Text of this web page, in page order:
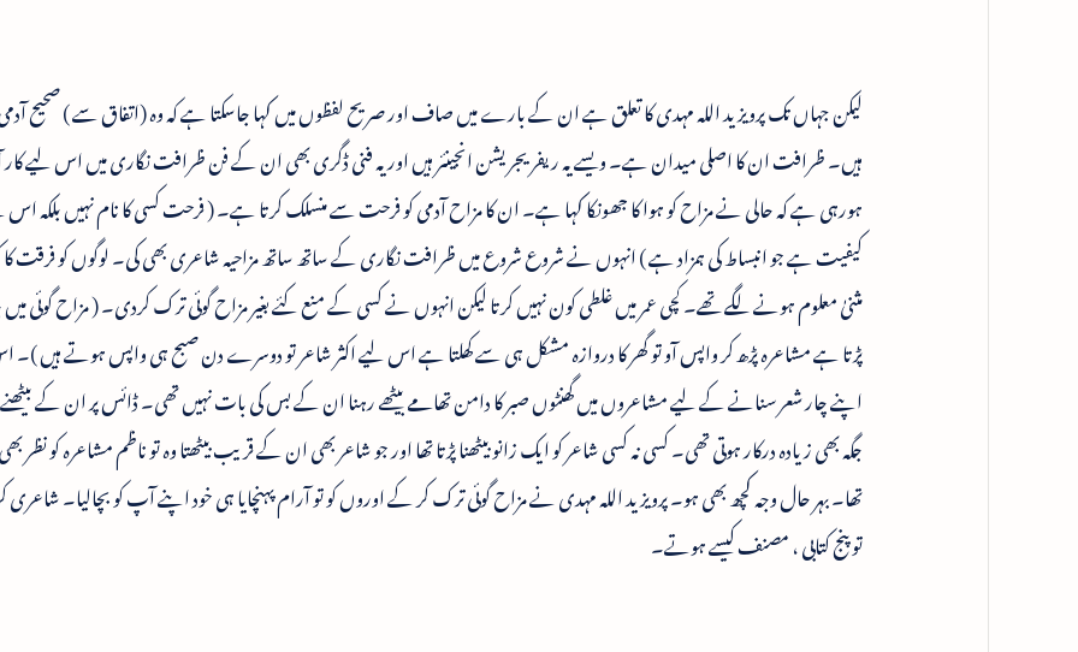
لیکن جہاں تک پرویز ید اللہ مہدی کا تعلق ہے ان کے بارے میں صاف اور صریح لفظوں میں کہا جاسکتا ہے کہ وہ (اتفاق سے ) صحیح
ہیں۔ ظرافت ان کا اصلی میدان ہے۔ ویسے یہ ریفریجریشن انجینئر ہیں اور یہ فنی ڈگری بھی ان کے فن ظرافت نگاری میں اس لیے کار
ہورہی ہے کہ حالی نے مزاح کو ہوا کا جھونکا کہا ہے۔ ان کا مزاح آدمی کو فرحت سے منسلک کرتا ہے۔ ( فرحت کسی کا نام نہیں بلکہ اس
کیفیت ہے جو انبساط کی ہمزاد ہے ) انہوں نے شروع شروع میں ظرافت نگاری کے ساتھ ساتھ مزاحیہ شاعری بھی کی۔ لوگوں کو فرقت کا
مثنیٰ معلوم ہونے لگے تھے۔ کچی عمر میں غلطی کون نہیں کرتا لیکن انہوں نے کسی کے منع کئے بغیر مزاح گوئی ترک کردی۔ ( مزاح گوئی
پڑتا ہے مشاعرہ پڑھ کر واپس آو تو گھر کا دروازہ مشکل ہی سے کھلتا ہے اس لیے اکثر شاعر تو دوسرے دن صبح ہی واپس ہوتے ہیں
اپنے چار شعر سنانے کے لیے مشاعروں میں گھنٹوں صبر کا دامن تھامے بیٹھے رہنا ان کے بس کی بات نہیں تھی۔ ڈائس پر ان کے
جگہ بھی زیادہ درکار ہوتی تھی۔ کسی نہ کسی شاعر کو ایک زانو بیٹھنا پڑتا تھا اور جو شاعر بھی ان کے قریب بیٹھتا وہ تو ناظم مشاعرہ کو نظر
تھا۔ بہر حال وجہ کچھ بھی ہو۔ پرویز ید اللہ مہدی نے مزاح گوئی ترک کر کے اوروں کو تو آرام پہنچایا ہی خود اپنے آپ کو بچالیا۔
تو پنج کتابی ، مصنف کیسے ہوتے۔